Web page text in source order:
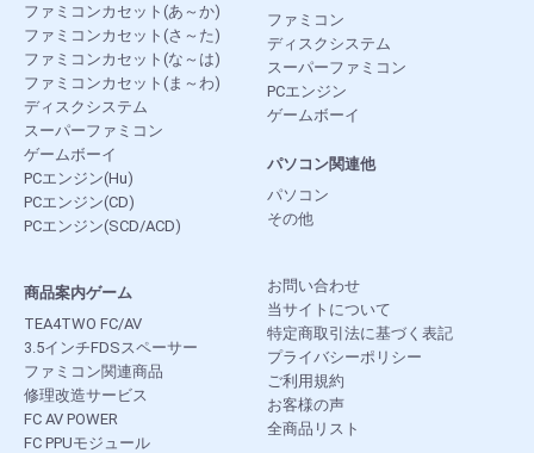
ファミコンカセット(あ～か)
ファミコンカセット(さ～た)
ファミコンカセット(な～は)
ファミコンカセット(ま～わ)
ディスクシステム
スーパーファミコン
ゲームボーイ
PCエンジン(Hu)
PCエンジン(CD)
PCエンジン(SCD/ACD)
ファミコン
ディスクシステム
スーパーファミコン
PCエンジン
ゲームボーイ
パソコン関連他
パソコン
その他
商品案内ゲーム
TEA4TWO FC/AV
3.5インチFDSスペーサー
ファミコン関連商品
修理改造サービス
FC AV POWER
FC PPUモジュール
お問い合わせ
当サイトについて
特定商取引法に基づく表記
プライバシーポリシー
ご利用規約
お客様の声
全商品リスト